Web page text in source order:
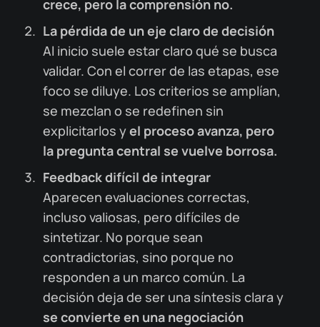
crece, pero la comprensión no.
La pérdida de un eje claro de decisión
Al inicio suele estar claro qué se busca
validar. Con el correr de las etapas, ese
foco se diluye. Los criterios se amplían,
se mezclan o se redefinen sin
explicitarlos yel proceso avanza, pero
la pregunta central se vuelve borrosa.
Feedback difícil de integrar
Aparecen evaluaciones correctas,
incluso valiosas, pero difíciles de
sintetizar. No porque sean
contradictorias, sino porque no
responden a un marco común. La
decisión deja de ser una síntesis clara y
se convierte en una negociación